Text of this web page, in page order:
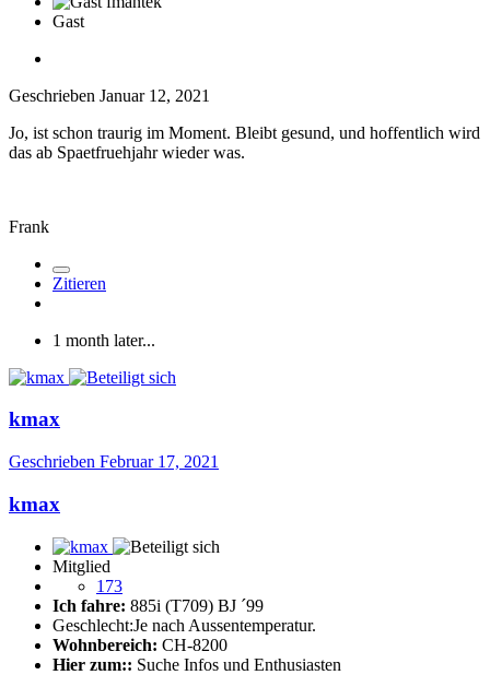
Gast
Geschrieben Januar 12, 2021
Jo, ist schon traurig im Moment. Bleibt gesund, und hoffentlich wird
das ab Spaetfruehjahr wieder was.
Frank
Zitieren
1 month later...
kmax
Geschrieben Februar 17, 2021
kmax
Mitglied
173
Ich fahre: 885i (T709) BJ ´99
Geschlecht:Je nach Aussentemperatur.
Wohnbereich: CH-8200
Hier zum:: Suche Infos und Enthusiasten